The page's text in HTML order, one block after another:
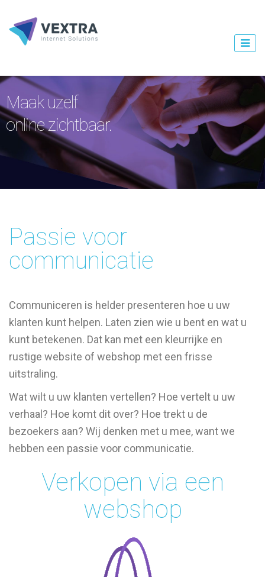
Maak uzelf
online zichtbaar.
Passie voor
communicatie
Communiceren is helder presenteren hoe u uw
klanten kunt helpen. Laten zien wie u bent en wat u
kunt betekenen. Dat kan met een kleurrijke en
rustige website of webshop met een frisse
uitstraling.
Wat wilt u uw klanten vertellen? Hoe vertelt u uw
verhaal? Hoe komt dit over? Hoe trekt u de
bezoekers aan? Wij denken met u mee, want we
hebben een passie voor communicatie.
Verkopen via een
webshop